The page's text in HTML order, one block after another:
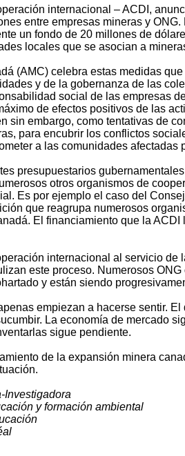
internacional – ACDI,
entre empresas mineras y
un fondo de 20 millones de
locales que se asocian a
(AMC) celebra estas medidas
y de la gobernanza de las
social de las empresas
de efectos positivos de las
sin embargo, como tentativas de
para encubrir los conflictos
a las comunidades afectadas
presupuestarios
otros organismos de
Es por ejemplo el caso del
que reagrupa numerosos
El financiamiento que la
internacional al servicio
este proceso. Numerosos
y están siendo
empiezan a hacerse sentir.
La economía de mercado
sigue pendiente.
de la expansión minera
Investigadora
y formación ambiental